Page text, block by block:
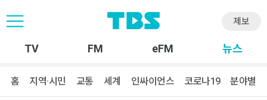
제보
TV FM eFM 뉴스
홈 지역·시민 교통 세계 인싸이언스 코로나19 분야별